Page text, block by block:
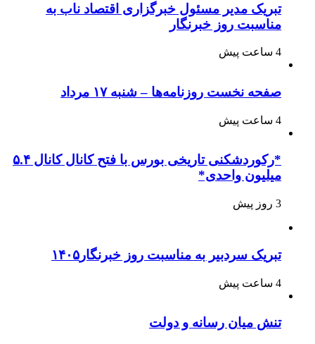
تبریک مدیر مسئول خبرگزاری اقتصاد ناب به
مناسبت روز خبرنگار
4 ساعت پیش
صفحه نخست روزنامه‌ها – شنبه ۱۷ مرداد
4 ساعت پیش
*رکوردشکنی تاریخی بورس با فتح کانال کانال ۵.۴
میلیون واحدی*
3 روز پیش
تبریک سردبیر به مناسبت روز خبرنگار۱۴۰۵
4 ساعت پیش
تنش میان رسانه و دولت